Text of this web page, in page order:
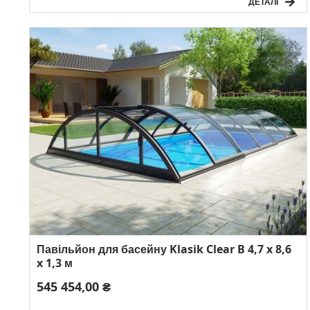
Павільйон для басейну Klasik Clear B 4,7 x 8,6
x 1,3 м
545 454,00 ₴